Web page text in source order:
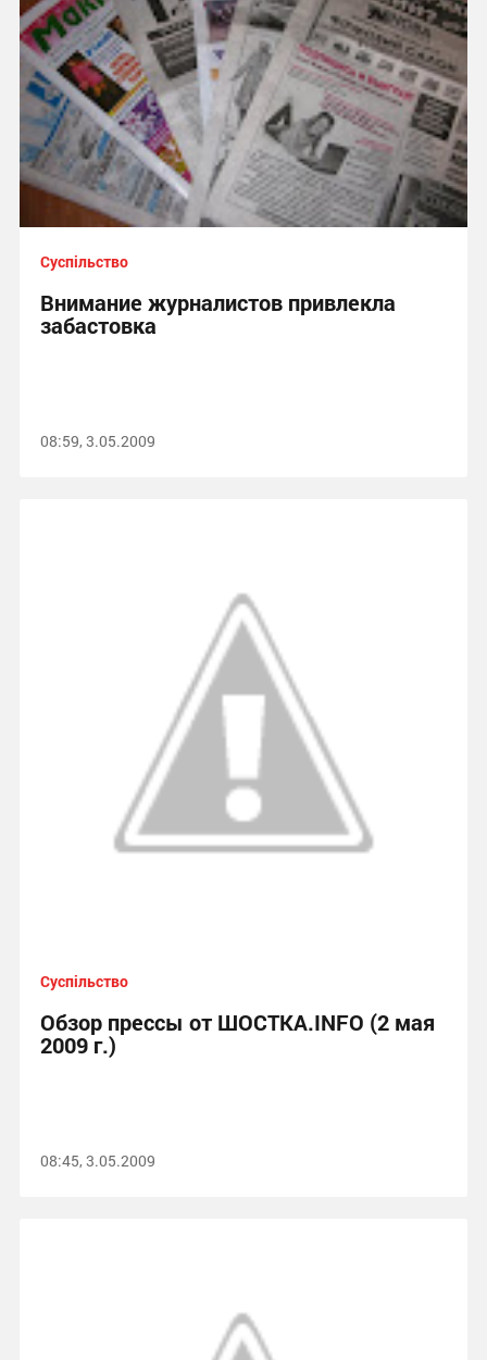
Суспільство
Внимание журналистов привлекла
забастовка
08:59, 3.05.2009
Суспільство
Обзор прессы от ШОСТКА.INFO (2 мая
2009 г.)
08:45, 3.05.2009